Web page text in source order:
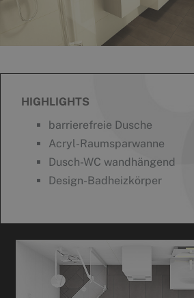
HIGHLIGHTS
barrierefreie Dusche
Acryl-Raumsparwanne
Dusch-WC wandhängend
Design-Badheizkörper